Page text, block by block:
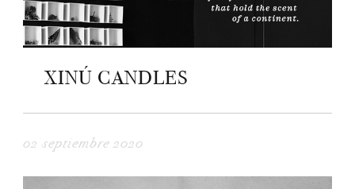
XINÚ CANDLES
02 septiembre 2020